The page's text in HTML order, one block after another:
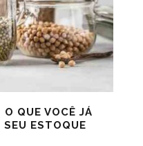
QUE VOCÊ JÁ
SEU ESTOQUE